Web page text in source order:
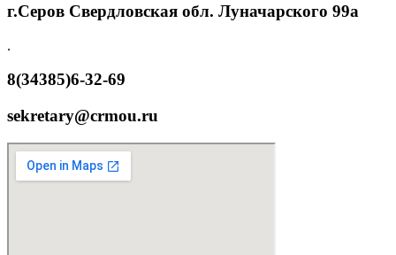
г.Серов Свердловская обл. Луначарского 99а
.
8(34385)6-32-69
sekretary@crmou.ru